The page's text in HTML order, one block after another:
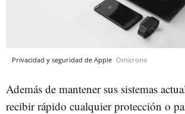
Privacidad y seguridad de Apple Omicrono
Además de mantener sus sistemas
recibir rápido cualquier protección o